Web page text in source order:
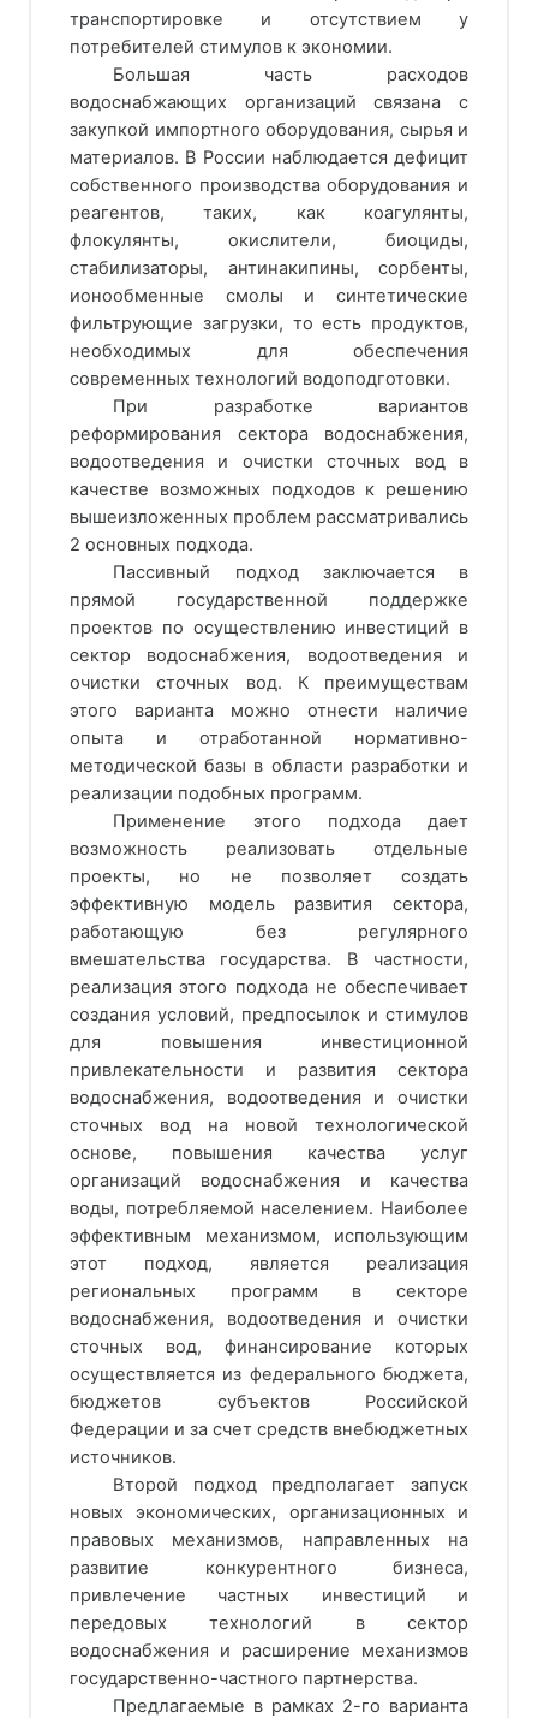
транспортировке и отсутствием у
потребителей стимулов к экономии.
Большая часть расходов
водоснабжающих организаций связана с
закупкой импортного оборудования, сырья и
материалов. В России наблюдается дефицит
собственного производства оборудования и
реагентов, таких, как коагулянты,
флокулянты, окислители, биоциды,
стабилизаторы, антинакипины, сорбенты,
ионообменные смолы и синтетические
фильтрующие загрузки, то есть продуктов,
необходимых для обеспечения
современных технологий водоподготовки.
При разработке вариантов
реформирования сектора водоснабжения,
водоотведения и очистки сточных вод в
качестве возможных подходов к решению
вышеизложенных проблем рассматривались
2 основных подхода.
Пассивный подход заключается в
прямой государственной поддержке
проектов по осуществлению инвестиций в
сектор водоснабжения, водоотведения и
очистки сточных вод. К преимуществам
этого варианта можно отнести наличие
опыта и отработанной нормативно-
методической базы в области разработки и
реализации подобных программ.
Применение этого подхода дает
возможность реализовать отдельные
проекты, но не позволяет создать
эффективную модель развития сектора,
работающую без регулярного
вмешательства государства. В частности,
реализация этого подхода не обеспечивает
создания условий, предпосылок и стимулов
для повышения инвестиционной
привлекательности и развития сектора
водоснабжения, водоотведения и очистки
сточных вод на новой технологической
основе, повышения качества услуг
организаций водоснабжения и качества
воды, потребляемой населением. Наиболее
эффективным механизмом, использующим
этот подход, является реализация
региональных программ в секторе
водоснабжения, водоотведения и очистки
сточных вод, финансирование которых
осуществляется из федерального бюджета,
бюджетов субъектов Российской
Федерации и за счет средств внебюджетных
источников.
Второй подход предполагает запуск
новых экономических, организационных и
правовых механизмов, направленных на
развитие конкурентного бизнеса,
привлечение частных инвестиций и
передовых технологий в сектор
водоснабжения и расширение механизмов
государственно-частного партнерства.
Предлагаемые в рамках 2-го варианта